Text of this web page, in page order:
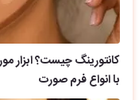
کانتورینگ چیست؟ ابزار
با انواع فرم صورت